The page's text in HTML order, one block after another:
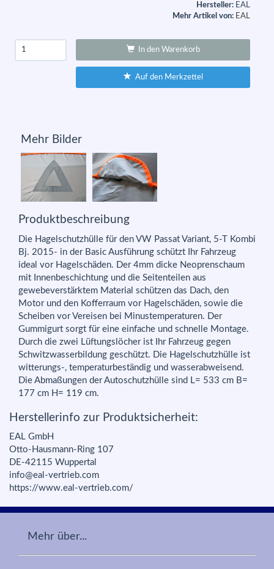
Hersteller: EAL
Mehr Artikel von: EAL
In den Warenkorb
Auf den Merkzettel
Mehr Bilder
Produktbeschreibung
Die Hagelschutzhülle für den VW Passat Variant, 5-T Kombi
Bj. 2015- in der Basic Ausführung schützt Ihr Fahrzeug
ideal vor Hagelschäden. Der 4mm dicke Neoprenschaum
mit Innenbeschichtung und die Seitenteilen aus
gewebeverstärktem Material schützen das Dach, den
Motor und den Kofferraum vor Hagelschäden, sowie die
Scheiben vor Vereisen bei Minustemperaturen. Der
Gummigurt sorgt für eine einfache und schnelle Montage.
Durch die zwei Lüftungslöcher ist Ihr Fahrzeug gegen
Schwitzwasserbildung geschützt. Die Hagelschutzhülle ist
witterungs-, temperaturbeständig und wasserabweisend.
Die Abmaßungen der Autoschutzhülle sind L= 533 cm B=
177 cm H= 119 cm.
Herstellerinfo zur Produktsicherheit:
EAL GmbH
Otto-Hausmann-Ring 107
DE-42115 Wuppertal
info@eal-vertrieb.com
https://www.eal-vertrieb.com/
Mehr über...